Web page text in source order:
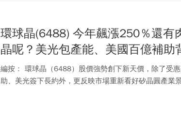
環球晶(6488) 今年飆漲250％還有
晶呢？美光包產能、美國百億補助
圓追高2風險
編按： 環球晶（6488）股價強勢創下新天價，除了受
助、美光簽下長約外，更反映市場重新看好矽晶圓產業